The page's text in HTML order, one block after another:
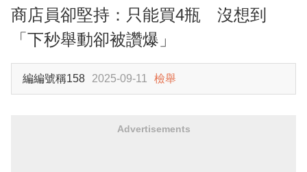
商店員卻堅持：只能買4瓶 沒想到
「下秒舉動卻被讚爆」
編編號稱158 2025-09-11 檢舉
Advertisements